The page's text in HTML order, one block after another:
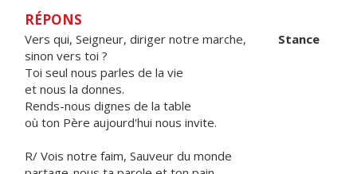
RÉPONS
Vers qui, Seigneur, diriger notre marche, Stance
sinon vers toi ?
Toi seul nous parles de la vie
et nous la donnes.
Rends-nous dignes de la table
où ton Père aujourd'hui nous invite.
R/ Vois notre faim, Sauveur du monde